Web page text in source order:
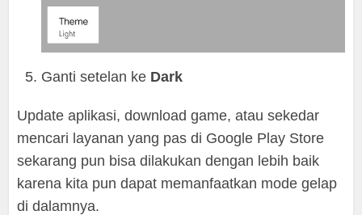
Ganti setelan ke Dark
Update aplikasi, download game, atau sekedar
mencari layanan yang pas di Google Play Store
sekarang pun bisa dilakukan dengan lebih baik
karena kita pun dapat memanfaatkan mode gelap
di dalamnya.